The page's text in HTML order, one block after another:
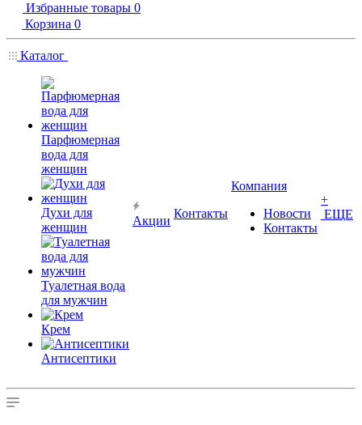
Избранные товары 0
Корзина 0
Каталог
Парфюмерная
вода для
женщин
Духи для
женщин
Туалетная вода
для мужчин
Крем
Антисептики
Акции
Контакты
Компания
Новости
Контакты
+
ЕЩЕ